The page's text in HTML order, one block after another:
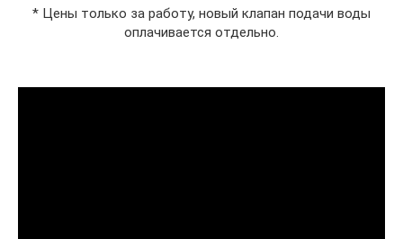
* Цены только за работу, новый клапан подачи воды
оплачивается отдельно.